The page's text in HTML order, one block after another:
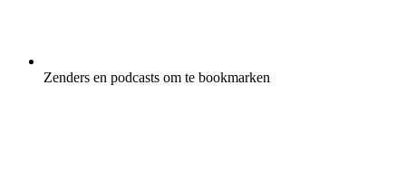
Zenders en podcasts om te bookmarken